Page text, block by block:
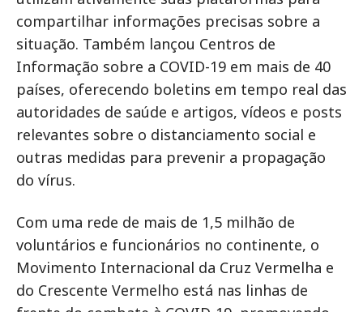
compartilhar informações precisas sobre a
situação. Também lançou Centros de
Informação sobre a COVID-19 em mais de 40
países, oferecendo boletins em tempo real das
autoridades de saúde e artigos, vídeos e posts
relevantes sobre o distanciamento social e
outras medidas para prevenir a propagação
do vírus.
Com uma rede de mais de 1,5 milhão de
voluntários e funcionários no continente, o
Movimento Internacional da Cruz Vermelha e
do Crescente Vermelho está nas linhas de